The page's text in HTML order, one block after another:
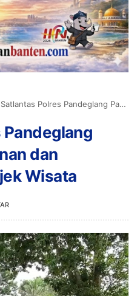
Satlantas Polres Pandeglang Pastikan Keamanan dan Kondusifitas Objek Wisata
dan
Wisata